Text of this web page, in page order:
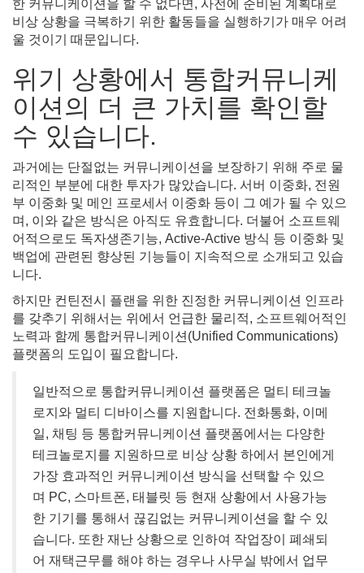
한 커뮤니케이션을 할 수 없다면, 사전에 준비된 계획대로
비상 상황을 극복하기 위한 활동들을 실행하기가 매우 어려
울 것이기 때문입니다.
위기 상황에서 통합커뮤니케
이션의 더 큰 가치를 확인할
수 있습니다.
과거에는 단절없는 커뮤니케이션을 보장하기 위해 주로 물
리적인 부분에 대한 투자가 많았습니다. 서버 이중화, 전원
부 이중화 및 메인 프로세서 이중화 등이 그 예가 될 수 있으
며, 이와 같은 방식은 아직도 유효합니다. 더불어 소프트웨
어적으로도 독자생존기능, Active-Active 방식 등 이중화 및
백업에 관련된 향상된 기능들이 지속적으로 소개되고 있습
니다.
하지만 컨틴전시 플랜을 위한 진정한 커뮤니케이션 인프라
를 갖추기 위해서는 위에서 언급한 물리적, 소프트웨어적인
노력과 함께 통합커뮤니케이션(Unified Communications)
플랫폼의 도입이 필요합니다.
일반적으로 통합커뮤니케이션 플랫폼은 멀티 테크놀
로지와 멀티 디바이스를 지원합니다. 전화통화, 이메
일, 채팅 등 통합커뮤니케이션 플랫폼에서는 다양한
테크놀로지를 지원하므로 비상 상황 하에서 본인에게
가장 효과적인 커뮤니케이션 방식을 선택할 수 있으
며 PC, 스마트폰, 태블릿 등 현재 상황에서 사용가능
한 기기를 통해서 끊김없는 커뮤니케이션을 할 수 있
습니다. 또한 재난 상황으로 인하여 작업장이 폐쇄되
어 재택근무를 해야 하는 경우나 사무실 밖에서 업무